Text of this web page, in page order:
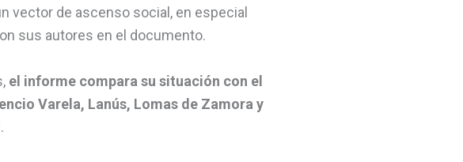
vector de ascenso social, en especial
sus autores en el documento.
el informe compara su situación con el
Varela, Lanús, Lomas de Zamora y